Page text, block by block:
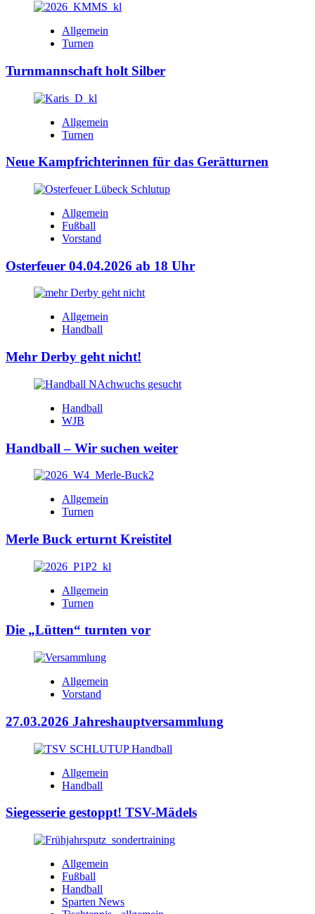
Allgemein
Turnen
Turnmannschaft holt Silber
Allgemein
Turnen
Neue Kampfrichterinnen für das Gerätturnen
Allgemein
Fußball
Vorstand
Osterfeuer 04.04.2026 ab 18 Uhr
Allgemein
Handball
Mehr Derby geht nicht!
Handball
WJB
Handball – Wir suchen weiter
Allgemein
Turnen
Merle Buck erturnt Kreistitel
Allgemein
Turnen
Die „Lütten“ turnten vor
Allgemein
Vorstand
27.03.2026 Jahreshauptversammlung
Allgemein
Handball
Siegesserie gestoppt! TSV-Mädels
Allgemein
Fußball
Handball
Sparten News